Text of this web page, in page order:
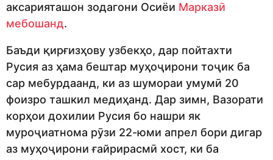
аксарияташон зодагони Осиёи Марказӣ
мебошанд.
Баъди қирғизҳову узбекҳо, дар пойтахти
Русия аз ҳама бештар муҳоҷирони тоҷик ба
сар мебурдаанд, ки аз шумораи умумӣ 20
фоизро ташкил медиҳанд. Дар зимн, Вазорати
корҳои дохилии Русия бо нашри як
муроҷиатнома рӯзи 22-юми апрел бори дигар
аз муҳоҷирони ғайрирасмӣ хост, ки ба